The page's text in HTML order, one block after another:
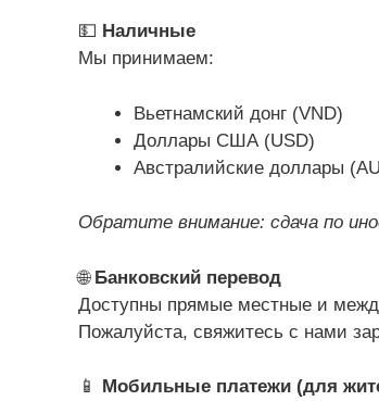
💵 Наличные
Мы принимаем:
Вьетнамский донг (VND)
Доллары США (USD)
Австралийские доллары
Обратите внимание: сдача по
🌐 Банковский перевод
Доступны прямые местные и
Пожалуйста, свяжитесь с нами
📱 Мобильные платежи (для